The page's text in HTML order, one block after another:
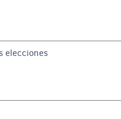
elecciones